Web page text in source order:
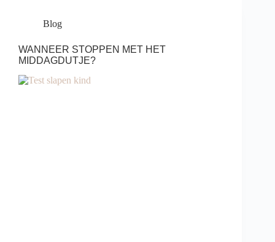
Blog
WANNEER STOPPEN MET HET
MIDDAGDUTJE?